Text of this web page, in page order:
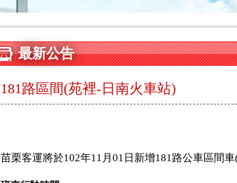
最新公告
181路區間(苑裡-日南火車站)
苗栗客運將於102年11月01日新增181路公車區間車